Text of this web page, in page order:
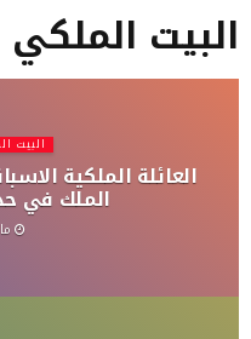
البيت
البيت
العائلة الملكية
الملك في
ماي